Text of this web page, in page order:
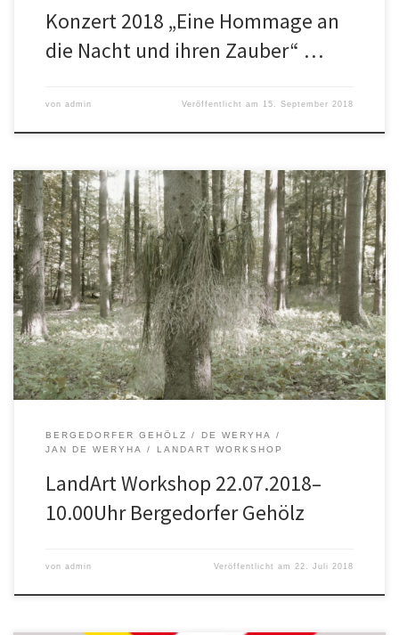
Konzert 2018 „Eine Hommage an
die Nacht und ihren Zauber“ …
von admin Veröffentlicht am 15. September 2018
Treffpunkt: Waldeingang, Luisengymnasium/Bergedorf 22. Juli
2018 @ 10:00 – 18:00 Foto: (c) Jan de Weryha Der Freundeskreis
Sammlung de Weryha e.V. veranstaltet am Sonntag, den 22. Juli
einen Land Art Workshop. Mit dem Künstler Jan de Weryha geht es
hinaus in die Natur. Dort genießen wir die wunderbare Ruhe und
[…]
BERGEDORFER GEHÖLZ
DE WERYHA
JAN DE WERYHA
LANDART WORKSHOP
LandArt Workshop 22.07.2018–
10.00Uhr Bergedorfer Gehölz
von admin Veröffentlicht am22. Juli 2018